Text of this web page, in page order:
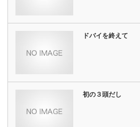
ドバイを終えて
初の３頭だし